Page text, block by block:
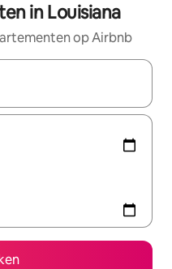
in Louisiana
op Airbnb
zijn, maak je een keuze